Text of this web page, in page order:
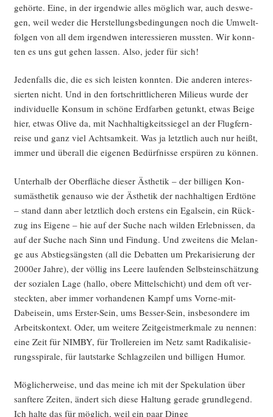
gehör­te. Eine, in der irgend­wie alles mög­lich war, auch des­we­
gen, weil weder die Her­stel­lungs­be­din­gun­gen noch die Umwelt­
fol­gen von all dem irgend­wen inter­es­sie­ren muss­ten. Wir konn­
ten es uns gut gehen las­sen. Also, jeder für sich!
Jeden­falls die, die es sich leis­ten konn­ten. Die ande­ren inter­es­
sier­ten nicht. Und in den fort­schritt­li­che­ren Milieus wur­de der
indi­vi­du­el­le Kon­sum in schö­ne Erd­far­ben getunkt, etwas Beige
hier, etwas Oli­ve da, mit Nach­hal­tig­keits­sie­gel an der Flug­fern­
rei­se und ganz viel Acht­sam­keit. Was ja letzt­lich auch nur heißt,
immer und über­all die eige­nen Bedürf­nis­se erspü­ren zu können.
Unter­halb der Ober­flä­che die­ser Ästhe­tik – der bil­li­gen Kon­
sum­äs­the­tik genau­so wie der Ästhe­tik der nach­hal­ti­gen Erd­tö­ne
– stand dann aber letzt­lich doch ers­tens ein Egal­sein, ein Rück­
zug ins Eige­ne – hie auf der Suche nach wil­den Erleb­nis­sen, da
auf der Suche nach Sinn und Fin­dung. Und zwei­tens die Melan­
ge aus Abstiegs­ängs­ten (all die Debat­ten um Pre­ka­ri­sie­rung der
2000er Jah­re), der völ­lig ins Lee­re lau­fen­den Selbst­ein­schät­zung
der sozia­len Lage (hal­lo, obe­re Mit­tel­schicht) und dem oft ver­
steck­ten, aber immer vor­han­de­nen Kampf ums Vor­ne-mit-
Dabei­sein, ums Ers­ter-Sein, ums Bes­ser-Sein, ins­be­son­de­re im
Arbeits­kon­text. Oder, um wei­te­re Zeit­geist­merk­ma­le zu nen­nen:
eine Zeit für NIMBY, für Trol­lerei­en im Netz samt Radi­ka­li­sie­
rungs­spi­ra­le, für laut­star­ke Schlag­zei­len und bil­li­gen Humor.
Mög­li­cher­wei­se, und das mei­ne ich mit der Spe­ku­la­ti­on über
sanf­te­re Zei­ten, ändert sich die­se Hal­tung gera­de grund­le­gend.
Ich hal­te das für mög­lich, weil ein paar Din­ge